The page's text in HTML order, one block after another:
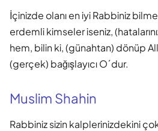
İçinizde olanı en iyi Rabbiniz
erdemli kimseler iseniz,
hem, bilin ki, (günahtan) dönüp
(gerçek) bağışlayıcı O´dur.
Muslim Shahin
Rabbiniz sizin kalplerinizdekini